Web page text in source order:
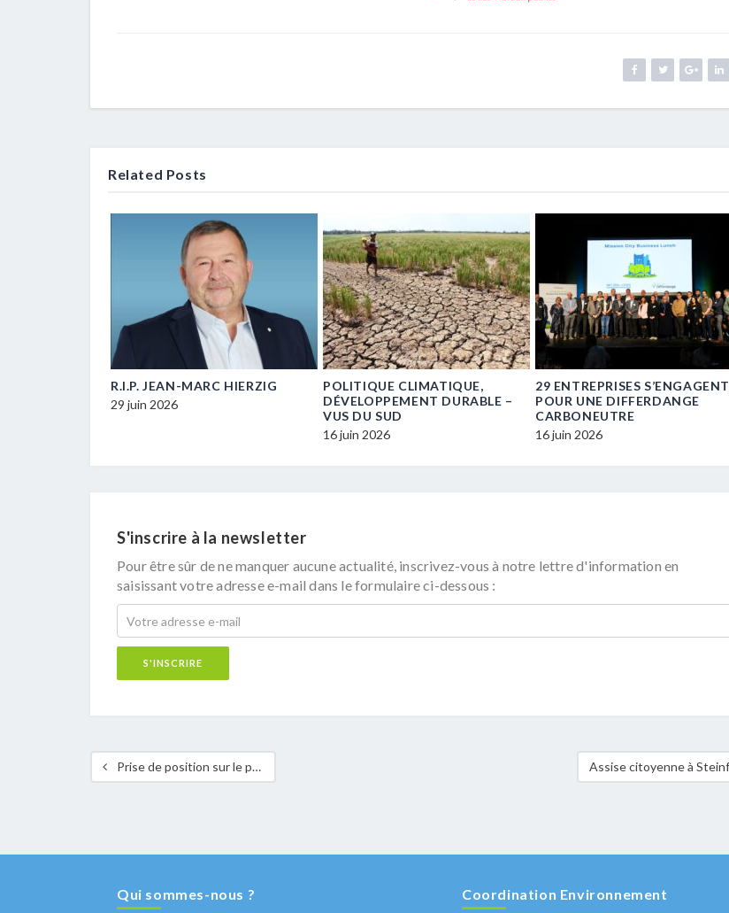
Related Posts
R.I.P. JEAN-MARC HIERZIG
29 juin 2026
POLITIQUE CLIMATIQUE,
DÉVELOPPEMENT DURABLE –
VUS DU SUD
16 juin 2026
29 ENTREPRISES S’ENGAGENT
POUR UNE DIFFERDANGE
CARBONEUTRE
16 juin 2026
S'inscrire à la newsletter
Pour être sûr de ne manquer aucune actualité, inscrivez-vous à notre lettre d'information en
saisissant votre adresse e-mail dans le formulaire ci-dessous :
Prise de position sur le principe de l’additionnalité
Qui sommes-nous ? Coordination Environnement